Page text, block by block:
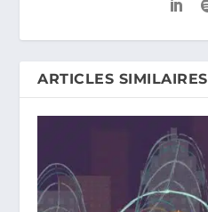
ARTICLES SIMILAIRES